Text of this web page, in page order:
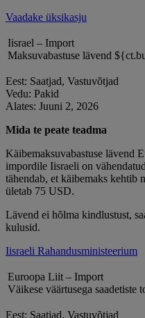
Vaadake üksikasju
Iisrael – Import
Maksuvabastuse lävend
Eest: Saatjad, Vastuvõtjad
Vedu: Pakid
Alates: Juuni 2, 2026
Mida te peate teadma
Käibemaksuvabastuse lävend
impordile Iisraeli on
tähendab, et käibemaks kehtib
ületab 75 USD.
Lävend ei hõlma kindlustust,
kulusid.
Iisraeli Rahandusministeerium
Euroopa Liit – Import
Väikese väärtusega saadetiste
Eest: Saatjad, Vastuvõtjad